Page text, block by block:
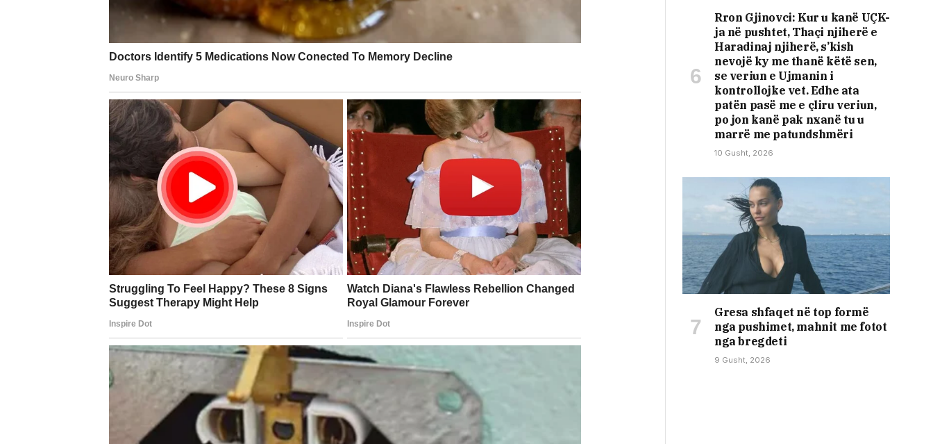
Rron Gjinovci: Kur u kanë UÇK-
ja në pushtet, Thaçi njiherë e
Haradinaj njiherë, s’kish
nevojë ky me thanë këtë sen,
se veriun e Ujmanin i
kontrollojke vet. Edhe ata
patën pasë me e çliru veriun,
po jon kanë pak nxanë tu u
marrë me patundshmëri
10 Gusht, 2026
Gresa shfaqet në top formë
nga pushimet, mahnit me fotot
nga bregdeti
9 Gusht, 2026